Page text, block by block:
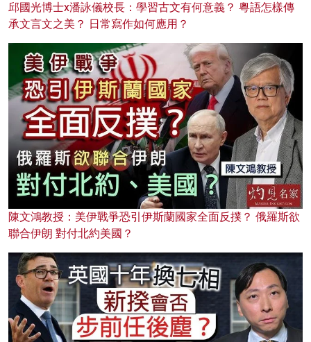
邱國光博士x潘詠儀校長：學習古文有何意義？ 粵語怎樣傳
承文言文之美？ 日常寫作如何應用？
陳文鴻教授：美伊戰爭恐引伊斯蘭國家全面反撲？ 俄羅斯欲
聯合伊朗 對付北約美國？